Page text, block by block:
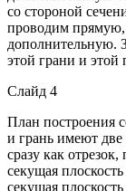
со стороной
проводим
дополнительную.
этой грани и этой
Слайд 4
План построения
и грань имеют две
сразу как
секущая
секущая